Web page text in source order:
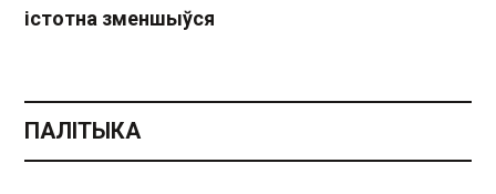
істотна зменшыўся
ПАЛІТЫКА